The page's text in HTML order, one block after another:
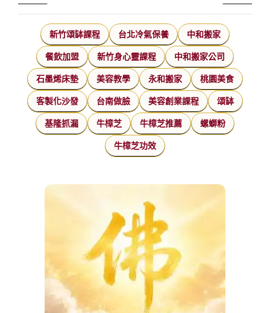
新竹頌缽課程 台北冷氣保養 中和搬家
餐飲加盟 新竹身心靈課程 中和搬家公司
石墨烯床墊 美容教學 永和搬家 桃園美食
客製化沙發 台南做臉 美容創業課程 頌缽
基隆抓漏 牛樟芝 牛樟芝推薦 螺螄粉
牛樟芝功效